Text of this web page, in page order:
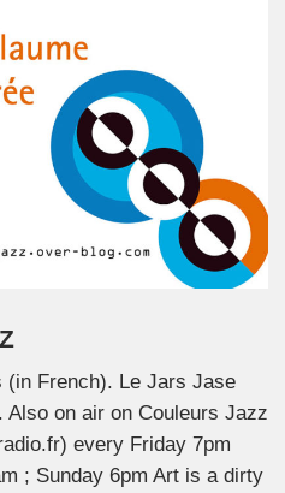
French). Le Jars Jase
on air on Couleurs Jazz
every Friday 7pm
; Sunday 6pm Art is a dirty